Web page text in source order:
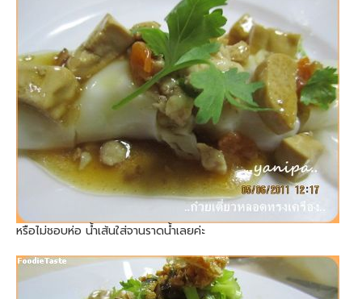
หรือไม่ชอบห่อ น้ำเส้นใส่จานราดน้ำเลยค่ะ